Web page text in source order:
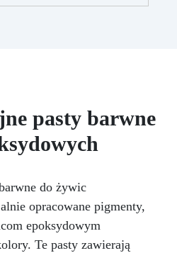
pasty barwne
do żywic
opracowane pigmenty,
epoksydowym
Te pasty zawierają